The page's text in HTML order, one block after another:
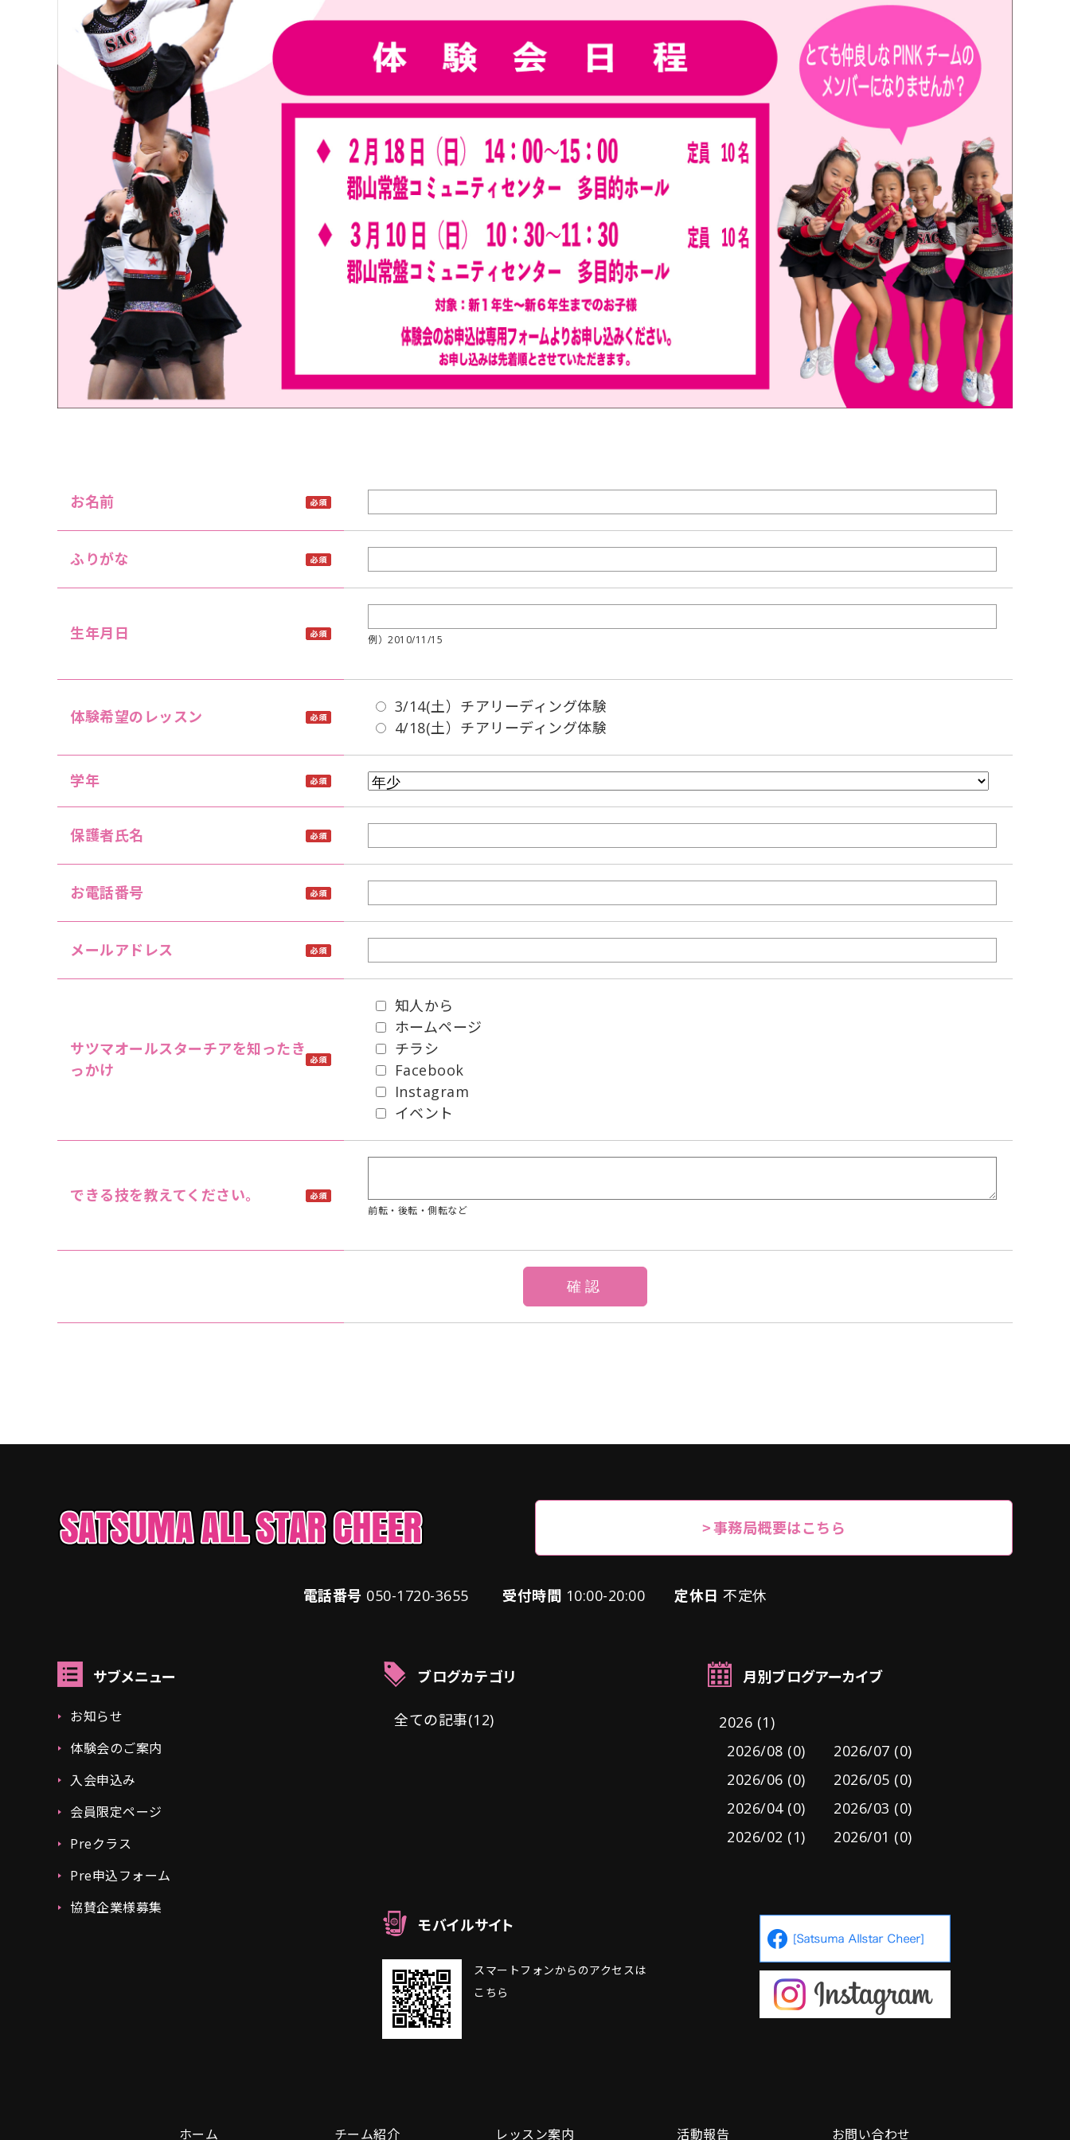
お名前
ふりがな
生年月日 例）2010/11/15
体験希望のレッスン
3/14(土）チアリーディング体験
4/18(土）チアリーディング体験
学年
保護者氏名
お電話番号
メールアドレス
サツマオールスターチアを知ったき
っかけ
知人から
ホームページ
チラシ
Facebook
Instagram
イベント
できる技を教えてください。
前転・後転・側転など
事務局概要はこちら
電話番号 050-1720-3655 受付時間 10:00-20:00 定休日 不定休
サブメニュー
お知らせ
体験会のご案内
入会申込み
会員限定ページ
Preクラス
Pre申込フォーム
協賛企業様募集
ブログカテゴリ
全ての記事(12)
月別ブログアーカイブ
2026 (1)
2026/08 (0)
2026/07 (0)
2026/06 (0)
2026/05 (0)
2026/04 (0)
2026/03 (0)
2026/02 (1)
2026/01 (0)
モバイルサイト
スマートフォンからのアクセスは
こちら
ホーム チーム紹介 レッスン案内 活動報告 お問い合わせ